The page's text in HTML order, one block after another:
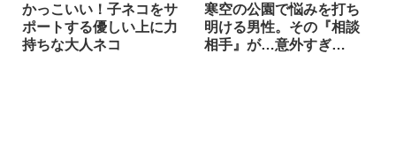
かっこいい！子ネコをサ
ポートする優しい上に力
持ちな大人ネコ
寒空の公園で悩みを打ち
明ける男性。その『相談
相手』が…意外すぎ